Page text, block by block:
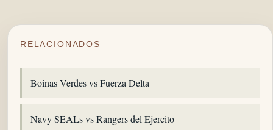
RELACIONADOS
Boinas Verdes vs Fuerza Delta
Navy SEALs vs Rangers del Ejercito